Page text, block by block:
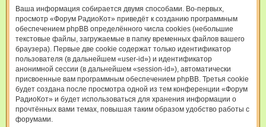
Ваша информация собирается двумя способами. Во-первых,
просмотр «Форум РадиоКот» приведёт к созданию программным
обеспечением phpBB определённого числа cookies (небольшие
текстовые файлы, загружаемые в папку временных файлов вашего
браузера). Первые две cookie содержат только идентификатор
пользователя (в дальнейшем «user-id») и идентификатор
анонимной сессии (в дальнейшем «session-id»), автоматически
присвоенные вам программным обеспечением phpBB. Третья cookie
будет создана после просмотра одной из тем конференции «Форум
РадиоКот» и будет использоваться для хранения информации о
прочтённых вами темах, повышая таким образом удобство работы с
форумами.